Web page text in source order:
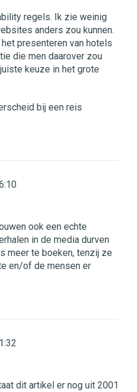
regels. Ik zie weinig
anders zou kunnen.
presenteren van hotels
die men daarover zou
keuze in het grote
bij een reis
ook een echte
in de media durven
meer te boeken, tenzij ze
en/of de mensen er
dit artikel er nog uit 2001